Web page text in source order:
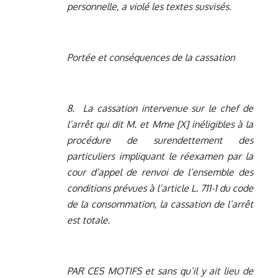
personnelle, a violé les textes susvisés.
Portée et conséquences de la cassation
8. La cassation intervenue sur le chef de
l’arrêt qui dit M. et Mme [X] inéligibles à la
procédure de surendettement des
particuliers impliquant le réexamen par la
cour d’appel de renvoi de l’ensemble des
conditions prévues à l’article L. 711-1 du code
de la consommation, la cassation de l’arrêt
est totale.
PAR CES MOTIFS et sans qu’il y ait lieu de